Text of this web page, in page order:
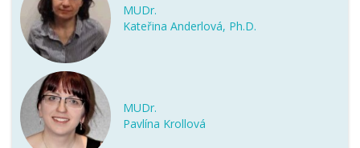
MUDr.
Kateřina Anderlová, Ph.D.
MUDr.
Pavlína Krollová